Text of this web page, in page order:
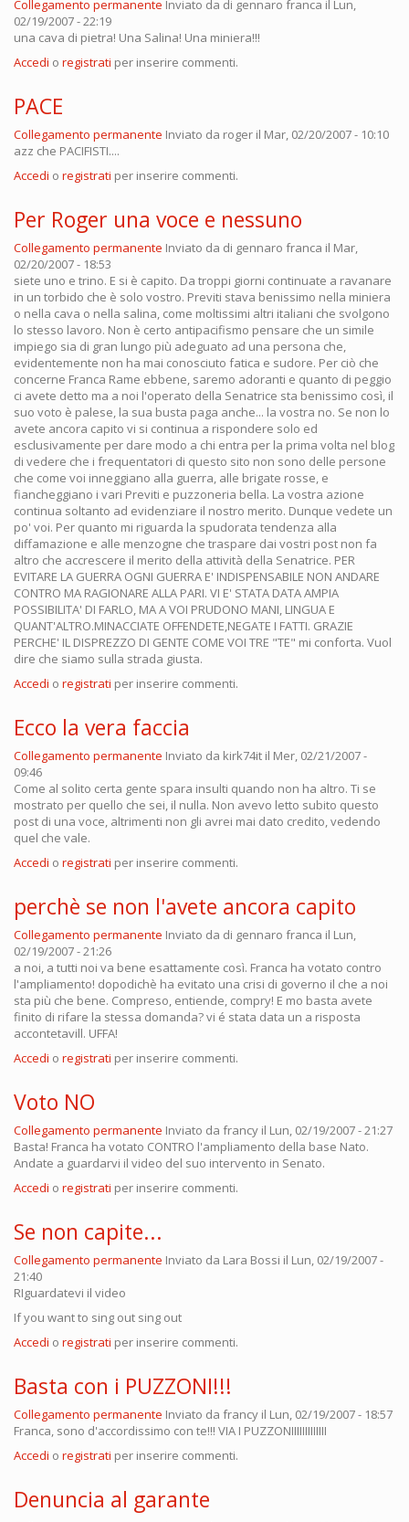
Collegamento permanente Inviato da di gennaro franca il Lun,
02/19/2007 - 22:19
una cava di pietra! Una Salina! Una miniera!!!
Accedi o registrati per inserire commenti.
PACE
Collegamento permanente Inviato da roger il Mar, 02/20/2007 - 10:10
azz che PACIFISTI....
Accedi o registrati per inserire commenti.
Per Roger una voce e nessuno
Collegamento permanente Inviato da di gennaro franca il Mar,
02/20/2007 - 18:53
siete uno e trino. E si è capito. Da troppi giorni continuate a ravanare
in un torbido che è solo vostro. Previti stava benissimo nella miniera
o nella cava o nella salina, come moltissimi altri italiani che svolgono
lo stesso lavoro. Non è certo antipacifismo pensare che un simile
impiego sia di gran lungo più adeguato ad una persona che,
evidentemente non ha mai conosciuto fatica e sudore. Per ciò che
concerne Franca Rame ebbene, saremo adoranti e quanto di peggio
ci avete detto ma a noi l'operato della Senatrice sta benissimo così, il
suo voto è palese, la sua busta paga anche... la vostra no. Se non lo
avete ancora capito vi si continua a rispondere solo ed
esclusivamente per dare modo a chi entra per la prima volta nel blog
di vedere che i frequentatori di questo sito non sono delle persone
che come voi inneggiano alla guerra, alle brigate rosse, e
fiancheggiano i vari Previti e puzzoneria bella. La vostra azione
continua soltanto ad evidenziare il nostro merito. Dunque vedete un
po' voi. Per quanto mi riguarda la spudorata tendenza alla
diffamazione e alle menzogne che traspare dai vostri post non fa
altro che accrescere il merito della attività della Senatrice. PER
EVITARE LA GUERRA OGNI GUERRA E' INDISPENSABILE NON ANDARE
CONTRO MA RAGIONARE ALLA PARI. VI E' STATA DATA AMPIA
POSSIBILITA' DI FARLO, MA A VOI PRUDONO MANI, LINGUA E
QUANT'ALTRO.MINACCIATE OFFENDETE,NEGATE I FATTI. GRAZIE
PERCHE' IL DISPREZZO DI GENTE COME VOI TRE "TE" mi conforta. Vuol
dire che siamo sulla strada giusta.
Accedi o registrati per inserire commenti.
Ecco la vera faccia
Collegamento permanente Inviato da kirk74it il Mer, 02/21/2007 -
09:46
Come al solito certa gente spara insulti quando non ha altro. Ti se
mostrato per quello che sei, il nulla. Non avevo letto subito questo
post di una voce, altrimenti non gli avrei mai dato credito, vedendo
quel che vale.
Accedi o registrati per inserire commenti.
perchè se non l'avete ancora capito
Collegamento permanente Inviato da di gennaro franca il Lun,
02/19/2007 - 21:26
a noi, a tutti noi va bene esattamente così. Franca ha votato contro
l'ampliamento! dopodichè ha evitato una crisi di governo il che a noi
sta più che bene. Compreso, entiende, compry! E mo basta avete
finito di rifare la stessa domanda? vi é stata data un a risposta
accontetavill. UFFA!
Accedi o registrati per inserire commenti.
Voto NO
Collegamento permanente Inviato da francy il Lun, 02/19/2007 - 21:27
Basta! Franca ha votato CONTRO l'ampliamento della base Nato.
Andate a guardarvi il video del suo intervento in Senato.
Accedi o registrati per inserire commenti.
Se non capite...
Collegamento permanente Inviato da Lara Bossi il Lun, 02/19/2007 -
21:40
RIguardatevi il video
If you want to sing out sing out
Accedi o registrati per inserire commenti.
Basta con i PUZZONI!!!
Collegamento permanente Inviato da francy il Lun, 02/19/2007 - 18:57
Franca, sono d'accordissimo con te!!! VIA I PUZZONIIIIIIIIIIIII
Accedi o registrati per inserire commenti.
Denuncia al garante